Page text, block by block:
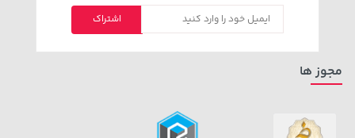
خرید 149,900 تومان
اشتراک
مجوز ها